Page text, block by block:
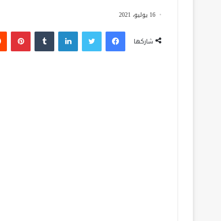
16 يوليو، 2021
شاركها
فيسبوك لينكدإن بينتيريست